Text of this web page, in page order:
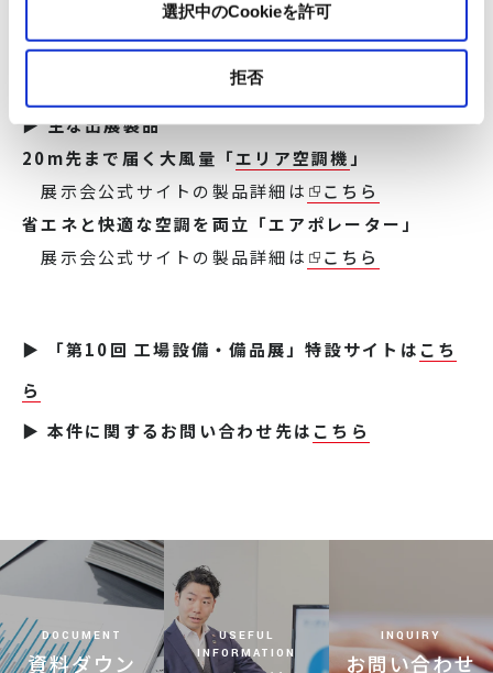
選択中のCookieを許可
拒否
RX Japan 合同会社
▶ 主な出展製品
20m先まで届く大風量「エリア空調機 」
展示会公式サイトの製品詳細は
こちら
省エネと快適な空調を両立「エアポレーター」
展示会公式サイトの製品詳細は
こちら
▶ 「第10回 工場設備・備品展」特設サイトは こち
ら
▶ 本件に関するお問い合わせ先は こちら
DOCUMENT
資料ダウン
USEFUL
INFORMATION
INQUIRY
お問い合わせ